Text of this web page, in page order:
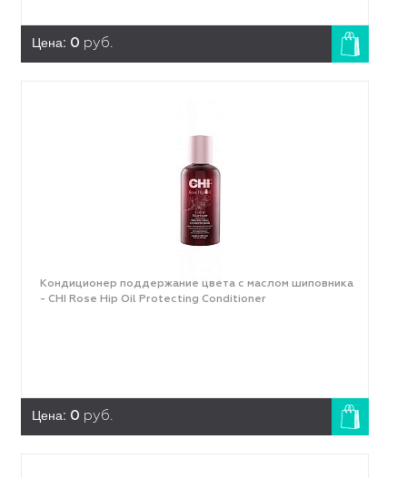
Цена: 0 руб.
Кондиционер поддержание цвета с маслом шиповника
- CHI Rose Hip Oil Protecting Conditioner
Цена: 0 руб.